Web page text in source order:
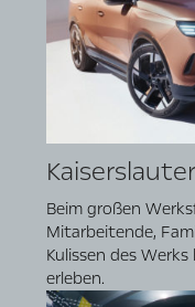
Beim großen
Mitarbeitende,
Kulissen des
erleben.